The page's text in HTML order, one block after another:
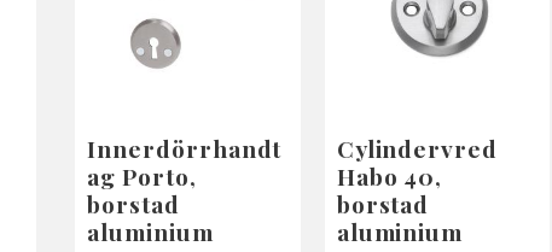
Innerdörrhandt
ag Porto,
borstad
aluminium
Cylindervred
Habo 40,
borstad
aluminium